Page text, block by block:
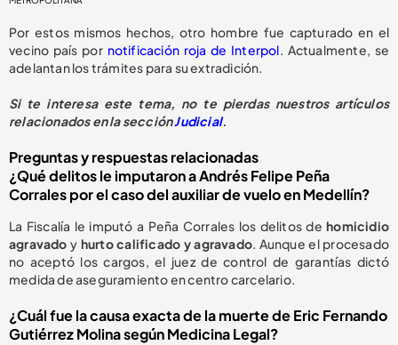
Por estos mismos hechos, otro hombre fue capturado en el
vecino país por notificación roja de Interpol. Actualmente, se
adelantan los trámites para su extradición.
Si te interesa este tema, no te pierdas nuestros artículos
relacionados en la secciónJudicial.
Preguntas y respuestas relacionadas
¿Qué delitos le imputaron a Andrés Felipe Peña
Corrales por el caso del auxiliar de vuelo en Medellín?
La Fiscalía le imputó a Peña Corrales los delitos dehomicidio
agravado y hurto calificado y agravado. Aunque el procesado
no aceptó los cargos, el juez de control de garantías dictó
medida de aseguramiento en centro carcelario.
¿Cuál fue la causa exacta de la muerte de Eric Fernando
Gutiérrez Molina según Medicina Legal?